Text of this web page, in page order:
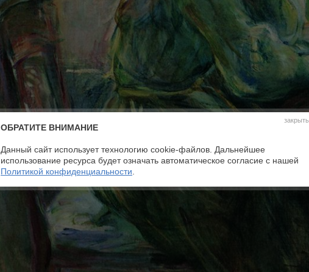
закрыть
ОБРАТИТЕ ВНИМАНИЕ
Данный сайт использует технологию cookie-файлов. Дальнейшее
использование ресурса будет означать автоматическое согласие с нашей
Политикой конфиденциальности